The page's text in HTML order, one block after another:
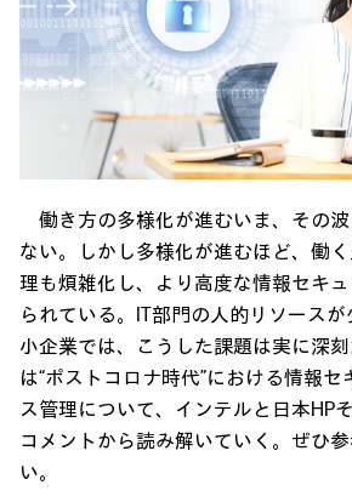
働き方の多様化が進むいま、その
ない。しかし多様化が進むほど、働
理も煩雑化し、より高度な情報セキ
られている。IT部門の人的リソース
小企業では、こうした課題は実に深
は“ポストコロナ時代”における情報セ
ス管理について、インテルと日本HP
コメントから読み解いていく。ぜひ
い。